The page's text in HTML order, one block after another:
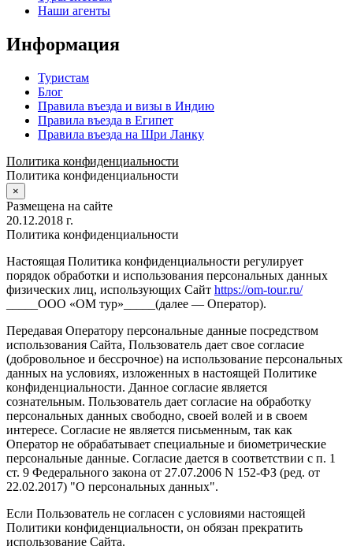
Наши агенты
Информация
Туристам
Блог
Правила въезда и визы в Индию
Правила въезда в Египет
Правила въезда на Шри Ланку
Политика конфиденциальности
Политика конфиденциальности
×
Размещена на сайте
20.12.2018 г.
Политика конфиденциальности
Настоящая Политика конфиденциальности регулирует
порядок обработки и использования персональных данных
физических лиц, использующих Сайт https://om-tour.ru/
_____ООО «ОМ тур»_____(далее — Оператор).
Передавая Оператору персональные данные посредством
использования Сайта, Пользователь дает свое согласие
(добровольное и бессрочное) на использование персональных
данных на условиях, изложенных в настоящей Политике
конфиденциальности. Данное согласие является
сознательным. Пользователь дает согласие на обработку
персональных данных свободно, своей волей и в своем
интересе. Согласие не является письменным, так как
Оператор не обрабатывает специальные и биометрические
персональные данные. Согласие дается в соответствии с п. 1
ст. 9 Федерального закона от 27.07.2006 N 152-ФЗ (ред. от
22.02.2017) "О персональных данных".
Если Пользователь не согласен с условиями настоящей
Политики конфиденциальности, он обязан прекратить
использование Сайта.